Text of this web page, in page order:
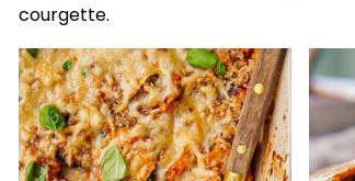
courgette.